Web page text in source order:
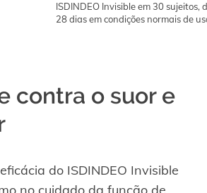
ISDINDEO Invisible em 30 sujeitos,
28 dias em condições normais de
contra o suor e
do ISDINDEO Invisible